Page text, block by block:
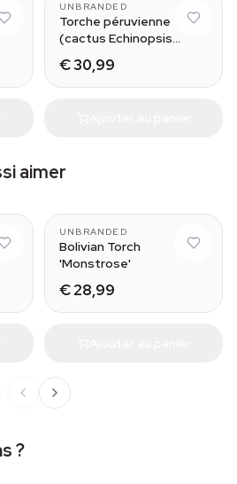
UNBRANDED
Torche péruvienne
(cactus Echinopsis
€ 30,99
aimer
UNBRANDED
Bolivian Torch
'Monstrose'
€ 28,99
?